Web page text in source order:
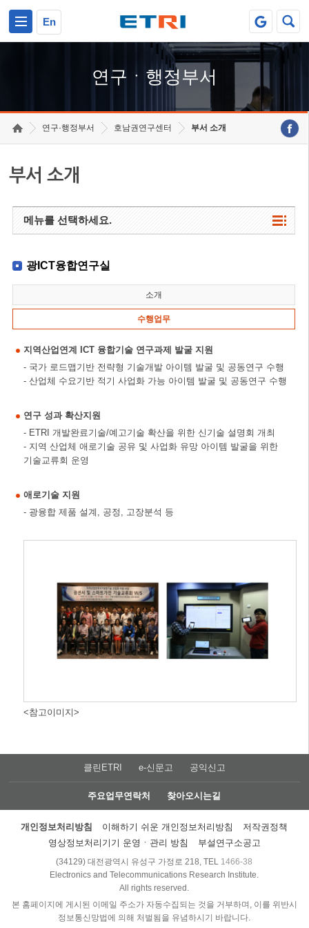
En
연구ㆍ행정부서
연구·행정부서 호남권연구센터 부서 소개
부서 소개
메뉴를 선택하세요.
광ICT융합연구실
소개
수행업무
지역산업연계 ICT 융합기술 연구과제 발굴 지원
- 국가 로드맵기반 전략형 기술개발 아이템 발굴 및 공동연구 수행
- 산업체 수요기반 적기 사업화 가능 아이템 발굴 및 공동연구 수행
연구 성과 확산지원
- ETRI 개발완료기술/예고기술 확산을 위한 신기술 설명회 개최
- 지역 산업체 애로기술 공유 및 사업화 유망 아이템 발굴을 위한
기술교류회 운영
애로기술 지원
- 광융합 제품 설계, 공정, 고장분석 등
<참고이미지>
클린ETRI e-신문고 공익신고
주요업무연락처 찾아오시는길
개인정보처리방침 이해하기 쉬운 개인정보처리방침
저작권정책
영상정보처리기기 운영ㆍ관리 방침
부설연구소공고
(34129) 대전광역시 유성구 가정로 218, TEL 1466-38
Electronics and Telecommunications Research Institute.
All rights reserved.
본 홈페이지에 게시된 이메일 주소가 자동수집되는 것을 거부하며, 이를 위반시
정보통신망법에 의해 처벌됨을 유념하시기 바랍니다.